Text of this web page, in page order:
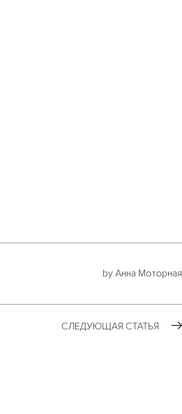
by Анна Моторная
СЛЕДУЮЩАЯ СТАТЬЯ